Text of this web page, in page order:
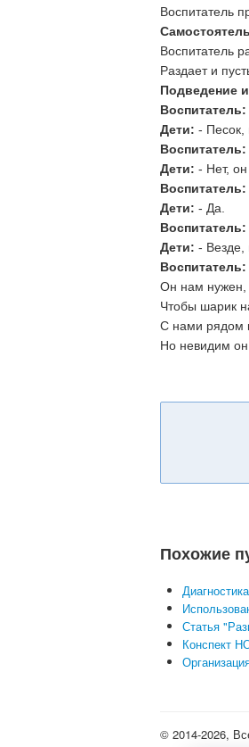
Воспитатель
Воспитатель
Раздает и
Подведение
Воспитатель:
Дети: - Песок,
Воспитатель:
Дети: - Нет,
Воспитатель:
Дети: - Да.
Воспитатель:
Дети: - Везде,
Воспитатель:
Он нам нужен,
Чтобы шарик
С нами рядом
Но невидим
Похожие
Статья
Конспект
© 2014-2026,